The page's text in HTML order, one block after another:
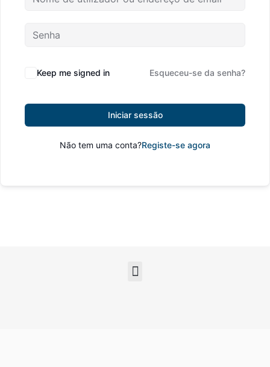
Keep me signed in Esqueceu-se da senha?
Iniciar sessão
Não tem uma conta?Registe-se agora